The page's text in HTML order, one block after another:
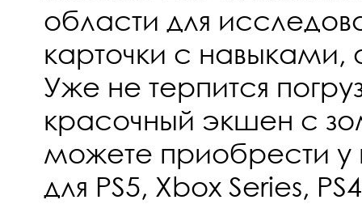
области для
карточки с навыками,
Уже не терпится
красочный экшен с
можете приобрести у
для PS5, Xbox Series,